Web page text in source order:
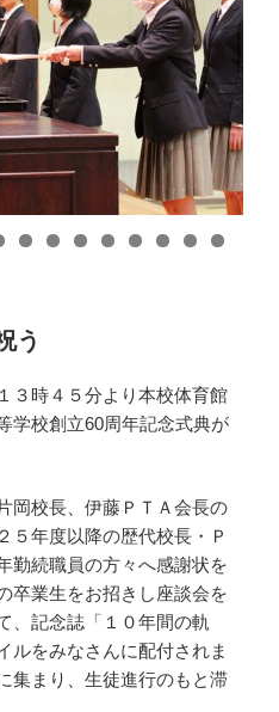
う
３時４５分より本校体育館
学校創立60周年記念式典が
岡校長、伊藤ＰＴＡ会長の
５年度以降の歴代校長・Ｐ
勤続職員の方々へ感謝状を
卒業生をお招きし座談会を
、記念誌「１０年間の軌
ルをみなさんに配付されま
集まり、生徒進行のもと滞